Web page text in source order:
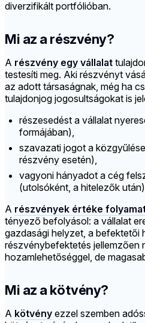
diverzifikált portfólióban.
Mi az a részvény?
A részvény egy vállalat
testesíti meg. Aki részvényt
az adott társaságnak, még ha
tulajdonjog jogosultságokat is
részesedést a vállalat
formájában),
szavazati jogot a
részvény esetén),
vagyoni hányadot a cég
(utolsóként, a hitelezők
A részvények értéke
tényező befolyásol: a vállalat
gazdasági helyzet, a befektetői
részvénybefektetés jellemzően
hozamlehetőséggel, de
Mi az a kötvény?
A kötvény ezzel szemben